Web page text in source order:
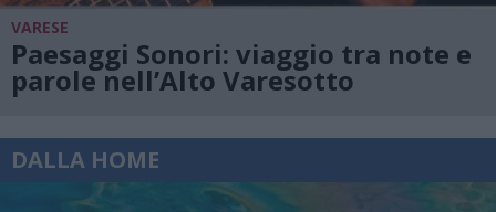
VARESE
Paesaggi Sonori: viaggio tra note e
parole nell’Alto Varesotto
DALLA HOME